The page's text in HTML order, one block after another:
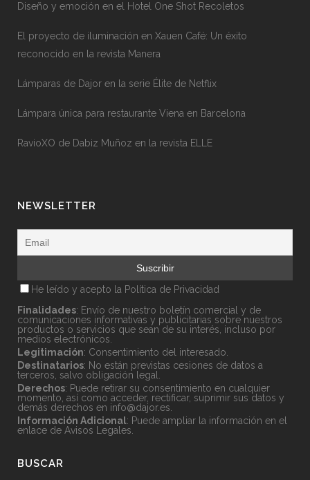
Diseño y emoción en el Hotel One Shot Recoletos
El proyecto de iluminación en Xauen Café: Un éxito
reconocido en la revista Manera
Lámparas de Dajor en la serie Élite de Netflix
Lámpara única para restaurante Viena en Barcelona
RavioXO de Dabiz Muñoz en la revista ELLE
NEWSLETTER
He leído y acepto la Política de Privacidad
Finalidades: Envío de nuestro boletín comercial y de
comunicaciones informativas y publicitarias sobre nuestros
productos o servicios que sean de su interés, incluso por
medios electrónicos.
Legitimación: Consentimiento del interesado.
Destinatarios: No están previstas cesiones de datos a
terceros, salvo obligación legal.
Derechos: Puede retirar su consentimiento en cualquier
momento, así como acceder, rectificar, suprimir sus datos y
demás derechos en info@dajor.es.
Información Adicional: Puede ampliar la información en el
enlace de Avisos Legales.
BUSCAR